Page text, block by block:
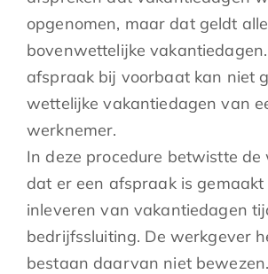
opgenomen, maar dat geldt
bovenwettelijke
afspraak bij voorbaat kan niet
wettelijke vakantiedagen van
werknemer.
In deze procedure betwistte de
dat er een afspraak is
inleveren van vakantiedagen
bedrijfssluiting. De werkgever
bestaan daarvan niet bewezen.